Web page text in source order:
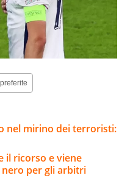
nel mirino dei terroristi:
il ricorso e viene
per gli arbitri